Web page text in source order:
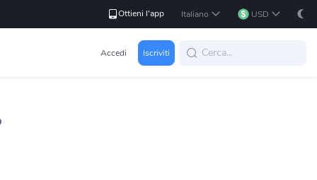
Ottieni l'app Italiano USD
Accedi Iscriviti